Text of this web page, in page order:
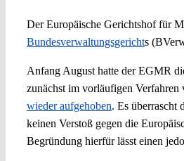
Der Europäische Gerichtshof für
Bundesverwaltungsgerichts
Anfang August hatte der EGMR
zunächst im vorläufigen Verfahren
wieder aufgehoben. Es überrascht
keinen Verstoß gegen die
Begründung hierfür lässt einen